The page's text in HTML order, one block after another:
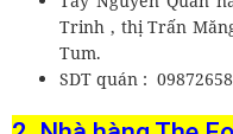
Trinh , thị Trấn
Tum.
SDT quán :